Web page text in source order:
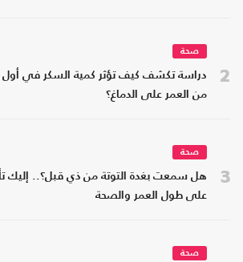
2
صحة
دراسة تكشف كيف تؤثر كمية السكر في أول
من العمر على الدماغ؟
3
صحة
هل سمعت بغدة التوتة من ذي قبل؟.. إليك
على طول العمر والصحة
صحة